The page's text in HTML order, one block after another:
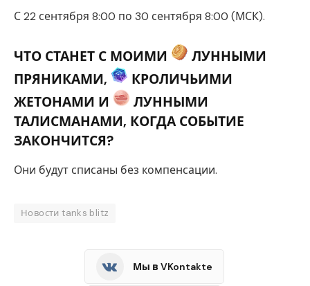
С 22 сентября 8:00 по 30 сентября 8:00 (МСК).
ЧТО СТАНЕТ С МОИМИ
ЛУННЫМИ
ПРЯНИКАМИ,
КРОЛИЧЬИМИ
ЖЕТОНАМИ И
ЛУННЫМИ
ТАЛИСМАНАМИ, КОГДА СОБЫТИЕ
ЗАКОНЧИТСЯ?
Они будут списаны без компенсации.
Новости tanks blitz
Мы в VKontakte